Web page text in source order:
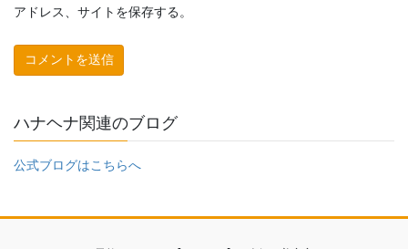
アドレス、サイトを保存する。
ハナヘナ関連のブログ
公式ブログはこちらへ